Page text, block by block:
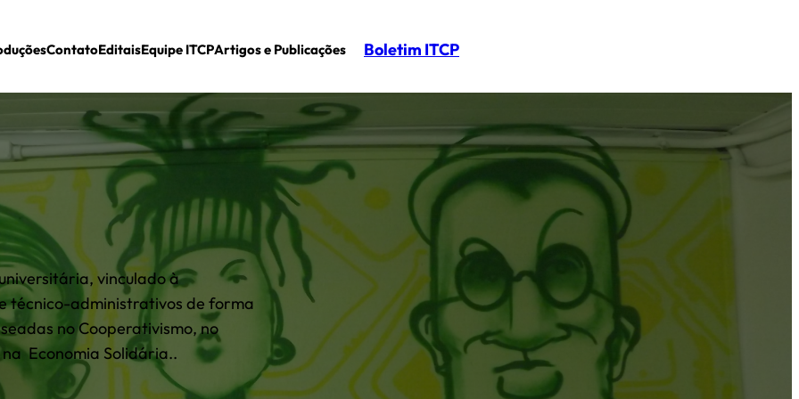
ContatoEditaisEquipe ITCPArtigos e Publicações Boletim ITCP
vinculado à
técnico-administrativos de forma
no Cooperativismo, no
Economia Solidária..